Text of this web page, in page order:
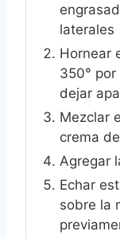
laterales
Hornear
350°
dejar
Mezclar
crema
Agregar
Echar
sobre la